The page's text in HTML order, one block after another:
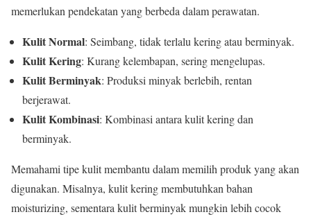
memerlukan pendekatan yang berbeda dalam perawatan.
Kulit Normal: Seimbang, tidak terlalu kering atau berminyak.
Kulit Kering: Kurang kelembapan, sering mengelupas.
Kulit Berminyak: Produksi minyak berlebih, rentan
berjerawat.
Kulit Kombinasi: Kombinasi antara kulit kering dan
berminyak.
Memahami tipe kulit membantu dalam memilih produk yang akan
digunakan. Misalnya, kulit kering membutuhkan bahan
moisturizing, sementara kulit berminyak mungkin lebih cocok